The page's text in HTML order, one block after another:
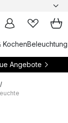
KochenBeleuchtung
Angebote
/